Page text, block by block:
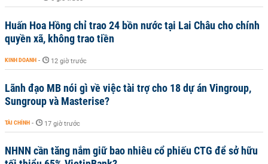
Huấn Hoa Hồng chỉ trao 24 bồn nước tại Lai Châu cho chính
quyền xã, không trao tiền
KINH DOANH - 12 giờ trước
Lãnh đạo MB nói gì về việc tài trợ cho 18 dự án Vingroup,
Sungroup và Masterise?
TÀI CHÍNH - 17 giờ trước
NHNN cần tăng nắm giữ bao nhiêu cổ phiếu CTG để sở hữu